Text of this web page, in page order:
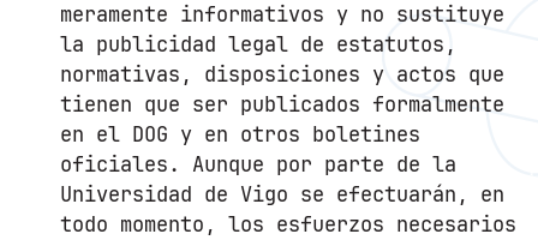
meramente informativos y no sustituye
la publicidad legal de estatutos,
normativas, disposiciones y actos que
tienen que ser publicados formalmente
en el DOG y en otros boletines
oficiales. Aunque por parte de la
Universidad de Vigo se efectuarán, en
todo momento, los esfuerzos necesarios